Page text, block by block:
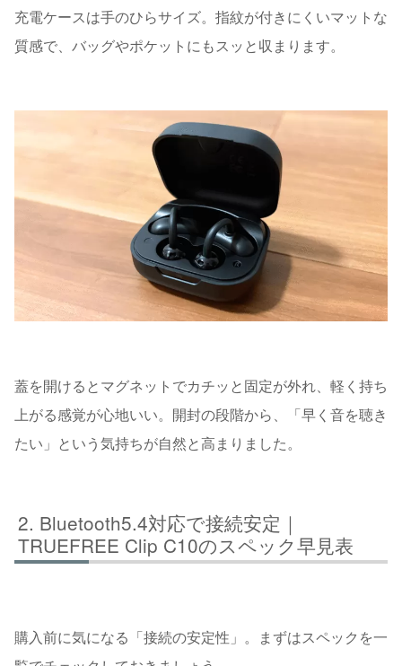
充電ケースは手のひらサイズ。指紋が付きにくいマットな
質感で、バッグやポケットにもスッと収まります。
蓋を開けるとマグネットでカチッと固定が外れ、軽く持ち
上がる感覚が心地いい。開封の段階から、「早く音を聴き
たい」という気持ちが自然と高まりました。
Bluetooth5.4対応で接続安定｜
TRUEFREE Clip C10のスペック早見表
購入前に気になる「接続の安定性」。まずはスペックを一